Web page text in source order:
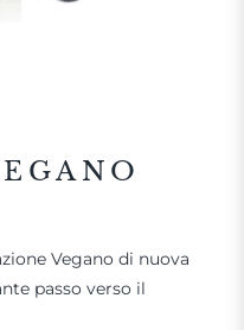
Vegano di nuova
passo verso il